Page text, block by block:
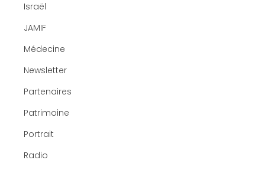
Israël
JAMIF
Médecine
Newsletter
Partenaires
Patrimoine
Portrait
Radio